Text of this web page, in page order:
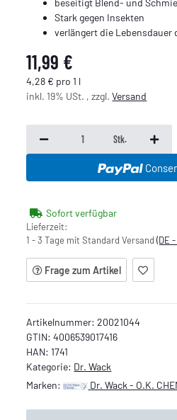
Stark gegen Insekten
verlängert die Lebensdauer
11,99 €
4,28 € pro 1 l
inkl. 19% USt. , zzgl.Versand
Stk.
Sofort verfügbar
Lieferzeit:
1 - 3 Tage mit Standard Versand(DE
Frage zum Artikel
Artikelnummer:20021044
GTIN: 4006539017416
HAN: 1741
Kategorie: Dr. Wack
Marken:
Dr. Wack - O.K.